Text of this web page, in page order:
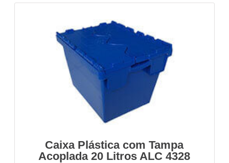
Caixa Plástica com Tampa
Acoplada 20 Litros ALC 4328